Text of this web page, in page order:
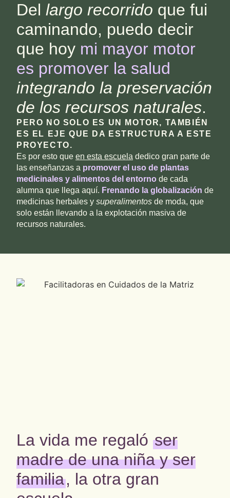
Del largo recorrido que fui
caminando, puedo decir
que hoy mi mayor motor
es promover la salud
integrando la preservación
de los recursos naturales.
PERO NO SOLO ES UN MOTOR, TAMBIÉN
ES EL EJE QUE DA ESTRUCTURA A ESTE
PROYECTO.
Es por esto que en esta escuela dedico gran parte de
las enseñanzas a promover el uso de plantas
medicinales y alimentos del entorno de cada
alumna que llega aquí. Frenando la globalización de
medicinas herbales y superalimentos de moda, que
solo están llevando a la explotación masiva de
recursos naturales.
La vida me regaló ser
madre de una niña y ser
familia, la otra gran